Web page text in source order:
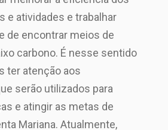
e atividades e trabalhar
de encontrar meios de
carbono. É nesse sentido
ter atenção aos
serão utilizados para
e atingir as metas de
Mariana. Atualmente,